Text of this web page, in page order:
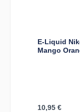
E-Liquid
Mango
Regulärer
10,95 €